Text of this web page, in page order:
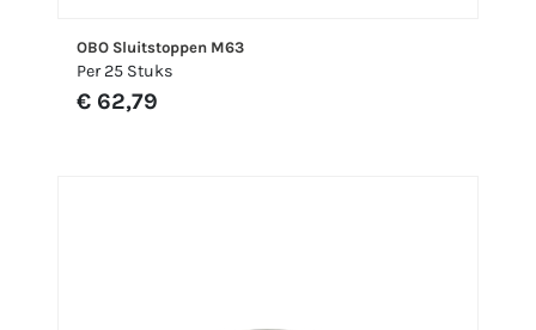
OBO Sluitstoppen M63
Per 25 Stuks
€ 62,79